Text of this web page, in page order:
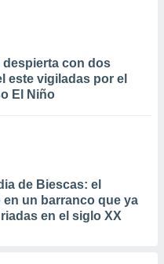
despierta con dos
este vigiladas por el
El Niño
de Biescas: el
un barranco que ya
en el siglo XX